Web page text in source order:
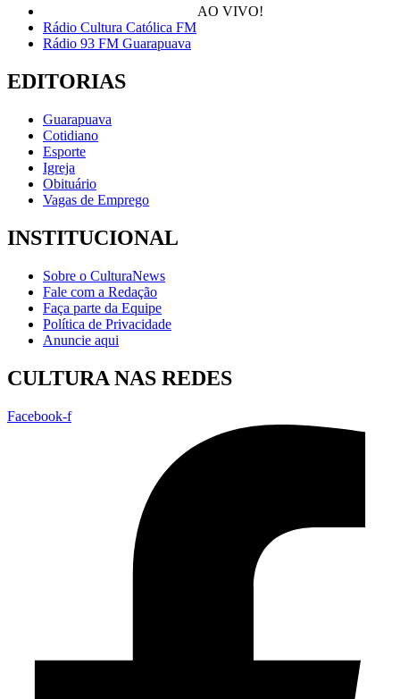
AO VIVO!
Rádio Cultura Católica FM
Rádio 93 FM Guarapuava
EDITORIAS
Guarapuava
Cotidiano
Esporte
Igreja
Obituário
Vagas de Emprego
INSTITUCIONAL
Sobre o CulturaNews
Fale com a Redação
Faça parte da Equipe
Política de Privacidade
Anuncie aqui
CULTURA NAS REDES
Facebook-f